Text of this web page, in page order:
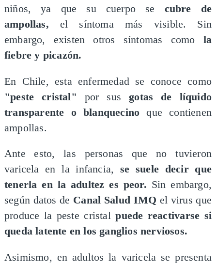
niños, ya que su cuerpo se cubre de
ampollas, el síntoma más visible. Sin
embargo, existen otros síntomas como la
fiebre y picazón.
En Chile, esta enfermedad se conoce como
"peste cristal" por susgotas de líquido
transparente o blanquecino que contienen
ampollas.
Ante esto, las personas que no tuvieron
varicela en la infancia, se suele decir que
tenerla en la adultez es peor. Sin embargo,
según datos de Canal Salud IMQ el virus que
produce la peste cristalpuede reactivarse si
queda latente en los ganglios nerviosos.
Asimismo, en adultos la varicela se presenta